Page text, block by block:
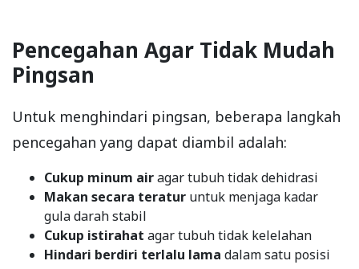
Pencegahan Agar Tidak Mudah
Pingsan
Untuk menghindari pingsan, beberapa langkah
pencegahan yang dapat diambil adalah:
Cukup minum airagar tubuh tidak dehidrasi
Makan secara teratur untuk menjaga kadar
gula darah stabil
Cukup istirahat agar tubuh tidak kelelahan
Hindari berdiri terlalu lama dalam satu posisi